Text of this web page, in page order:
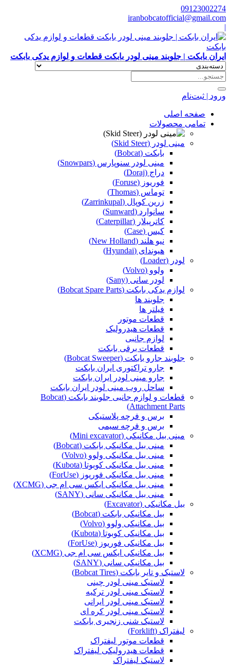
09123002274
iranbobcatofficial@gmail.com
|
ایران بابکت | جلوبند مینی لودر بابکت قطعات و لوازم یدکی بابکت
ورود | ثبت‌نام
صفحه اصلی
تمامی محصولات
مینی لودر (Skid Steer)
بابکت (Bobcat)
مینی لودر سنوپارس (Snowpars)
دراج (Doraj)
فوریوز (Foruse)
توماس (Thomas)
زرین کوپال (Zarrinkupal)
سانوارد (Sunward)
کاترپیلار (Caterpillar)
کیس (Case)
نیو هلند (New Holland)
هیوندای (Hyundai)
لودر (Loader)
ولوو (Volvo)
لودر سانی (Sany)
لوازم یدکی بابکت (Bobcat Spare Parts)
جلوبند ها
فیلتر ها
قطعات موتور
قطعات هیدرولیک
لوازم جانبی
قطعات برقی بابکت
جلوبند جارو بابکت (Bobcat Sweeper)
جارو تراکتوری ایران بابکت
جارو مینی لودر ایران بابکت
ساحل روب مینی لودر ایران بابکت
قطعات و لوازم جانبی جلوبند بابکت (Bobcat
Attachment Parts)
برس و فرچه پلاستیکی
برس و فرچه سیمی
مینی بیل مکانیکی (Mini excavator)
مینی بیل مکانیکی بابکت (Bobcat)
مینی بیل مکانیکی ولوو (Volvo)
مینی بیل مکانیکی کوبوتا (Kubota)
مینی بیل مکانیکی فوریوز (ForUse)
مینی بیل مکانیکی ایکس سی ام جی (XCMG)
مینی بیل مکانیکی سانی (SANY)
بیل مکانیکی (Excavator)
بیل مکانیکی بابکت (Bobcat)
بیل مکانیکی ولوو (Volvo)
بیل مکانیکی کوبوتا (Kubota)
بیل مکانیکی فوریوز (ForUse)
بیل مکانیکی ایکس سی ام جی (XCMG)
بیل مکانیکی سانی (SANY)
لاستیک و تایر بابکت (Bobcat Tires)
لاستیک مینی لودر چینی
لاستیک مینی لودر ترکیه
لاستیک مینی لودر ایرانی
لاستیک مینی لودر کره ای
لاستیک شنی زنجیری بابکت
لیفتراک (Forklift)
قطعات موتور لیفتراک
قطعات هیدرولیکی لیفتراک
لاستیک لیفتراک